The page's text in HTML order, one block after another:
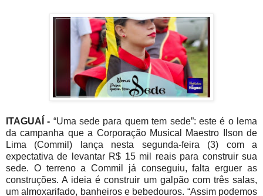
ITAGUAÍ - “Uma sede para quem tem sede”: este é o lema
da campanha que a Corporação Musical Maestro Ilson de
Lima (Commil) lança nesta segunda-feira (3) com a
expectativa de levantar R$ 15 mil reais para construir sua
sede. O terreno a Commil já conseguiu, falta erguer as
construções. A ideia é construir um galpão com três salas,
um almoxarifado, banheiros e bebedouros. “Assim podemos